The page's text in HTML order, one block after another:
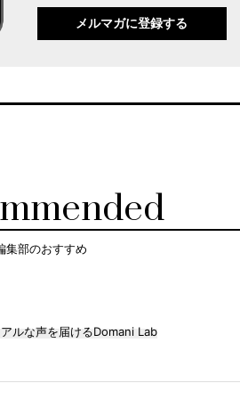
メルマガに登録する
集部のおすすめ
アルな声を届けるDomani Lab